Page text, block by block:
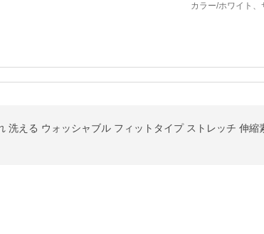
カラー/ホワイト、
洗える ウォッシャブル フィットタイプ ストレッチ 伸縮